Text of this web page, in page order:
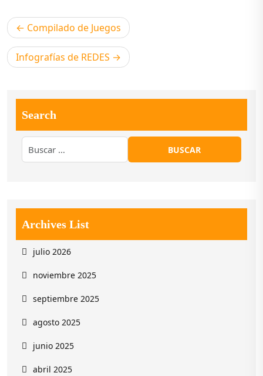
Navegación
de
entradas
Compilado de Juegos
Infografías de REDES
Search
Archives List
julio 2026
noviembre 2025
septiembre 2025
agosto 2025
junio 2025
abril 2025